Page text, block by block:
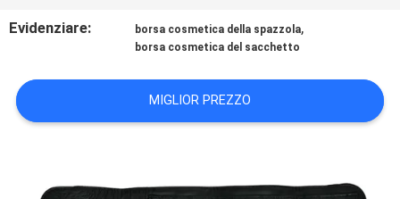
Evidenziare: borsa cosmetica della spazzola,
borsa cosmetica del sacchetto
MIGLIOR PREZZO